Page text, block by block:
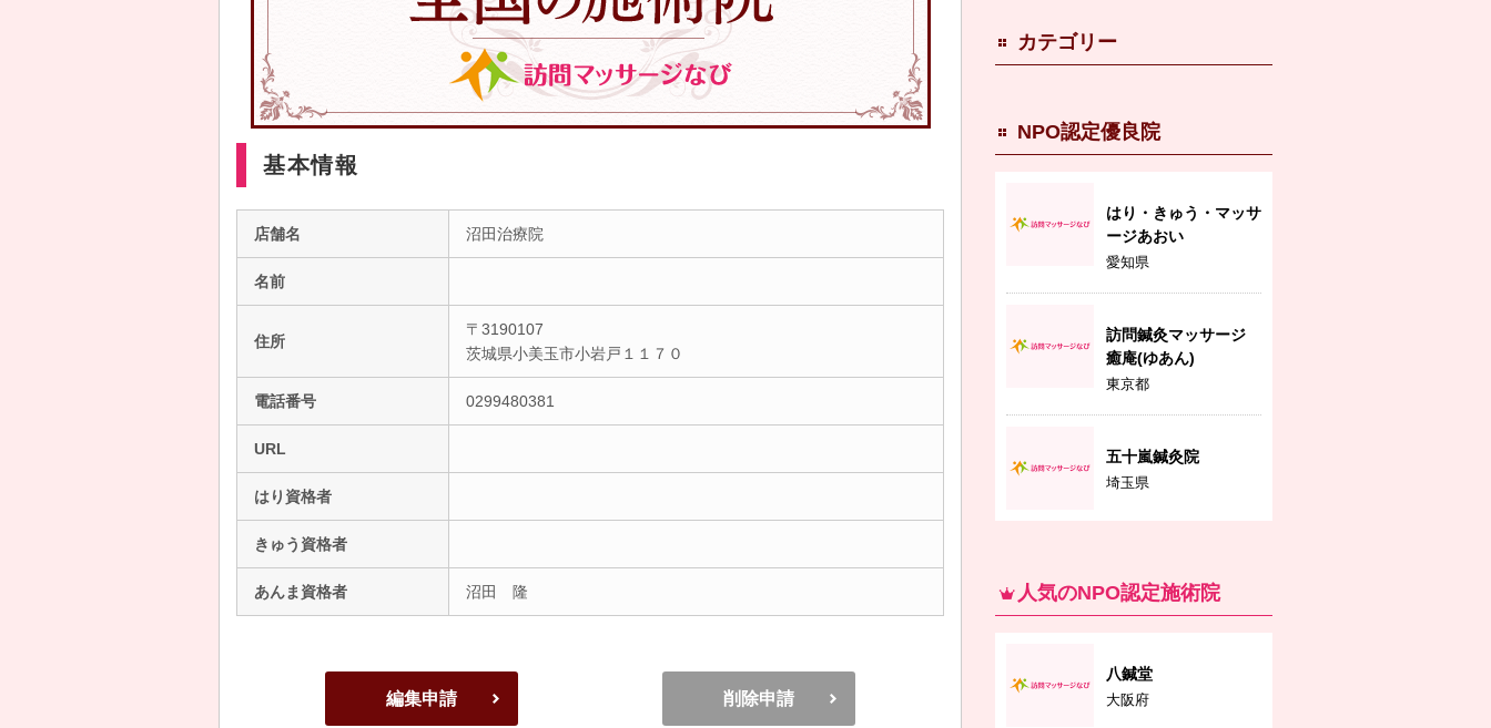
基本情報
店舗名 沼田治療院
名前
住所
〒3190107
茨城県小美玉市小岩戸１１７０
電話番号 0299480381
URL
はり資格者
きゅう資格者
あんま資格者 沼田 隆
編集申請 削除申請
カテゴリー
NPO認定優良院
はり・きゅう・マッサ
ージあおい
愛知県
訪問鍼灸マッサージ
癒庵(ゆあん)
東京都
五十嵐鍼灸院
埼玉県
人気のNPO認定施術院
八鍼堂
大阪府